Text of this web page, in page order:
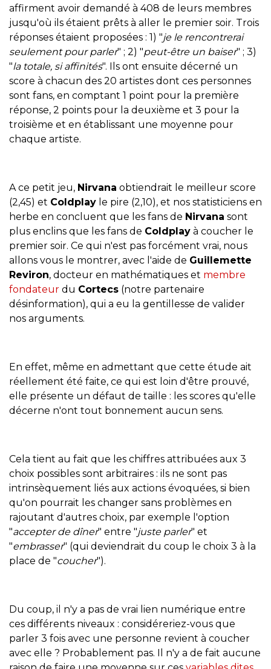
affirment avoir demandé à 408 de leurs membres
jusqu'où ils étaient prêts à aller le premier soir. Trois
réponses étaient proposées : 1) "je le rencontrerai
seulement pour parler" ; 2) "peut-être un baiser" ; 3)
"la totale, si affinités". Ils ont ensuite décerné un
score à chacun des 20 artistes dont ces personnes
sont fans, en comptant 1 point pour la première
réponse, 2 points pour la deuxième et 3 pour la
troisième et en établissant une moyenne pour
chaque artiste.
A ce petit jeu, Nirvana obtiendrait le meilleur score
(2,45) et Coldplay le pire (2,10), et nos statisticiens en
herbe en concluent que les fans de Nirvana sont
plus enclins que les fans de Coldplay à coucher le
premier soir. Ce qui n'est pas forcément vrai, nous
allons vous le montrer, avec l'aide de Guillemette
Reviron, docteur en mathématiques et membre
fondateur du Cortecs (notre partenaire
désinformation), qui a eu la gentillesse de valider
nos arguments.
En effet, même en admettant que cette étude ait
réellement été faite, ce qui est loin d'être prouvé,
elle présente un défaut de taille : les scores qu'elle
décerne n'ont tout bonnement aucun sens.
Cela tient au fait que les chiffres attribuées aux 3
choix possibles sont arbitraires : ils ne sont pas
intrinsèquement liés aux actions évoquées, si bien
qu'on pourrait les changer sans problèmes en
rajoutant d'autres choix, par exemple l'option
"accepter de dîner" entre "juste parler" et
"embrasser" (qui deviendrait du coup le choix 3 à la
place de "coucher").
Du coup, il n'y a pas de vrai lien numérique entre
ces différents niveaux : considéreriez-vous que
parler 3 fois avec une personne revient à coucher
avec elle ? Probablement pas. Il n'y a de fait aucune